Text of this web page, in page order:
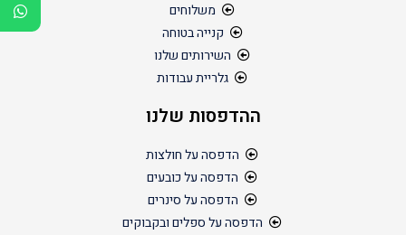
משלוחים
קנייה בטוחה
השירותים שלנו
גלריית עבודות
ההדפסות שלנו
הדפסה על חולצות
הדפסה על כובעים
הדפסה על סינרים
הדפסה על ספלים ובקבוקים